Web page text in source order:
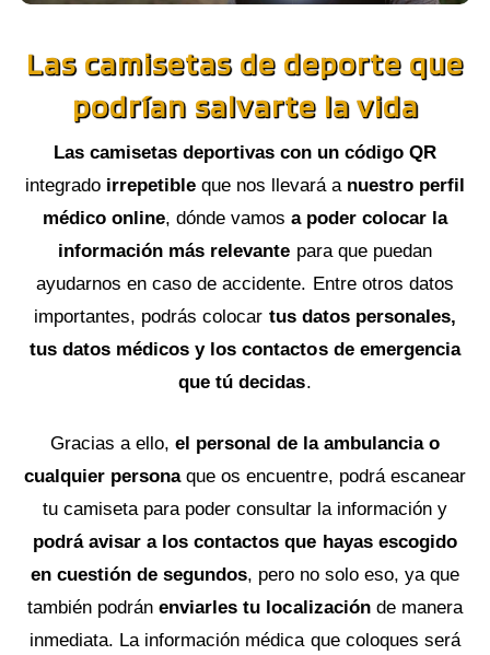
Las camisetas de deporte que
podrían salvarte la vida
Las camisetas deportivas con un código QR
integrado irrepetibleque nos llevará a nuestro perfil
médico online, dónde vamos a poder colocar la
información más relevante para que puedan
ayudarnos en caso de accidente. Entre otros datos
importantes, podrás colocar tus datos personales,
tus datos médicos y los contactos de emergencia
que tú decidas.
Gracias a ello, el personal de la ambulancia o
cualquier personaque os encuentre, podrá escanear
tu camiseta para poder consultar la información y
podrá avisar a los contactos que hayas escogido
en cuestión de segundos, pero no solo eso, ya que
también podránenviarles tu localización de manera
inmediata. La información médica que coloques será